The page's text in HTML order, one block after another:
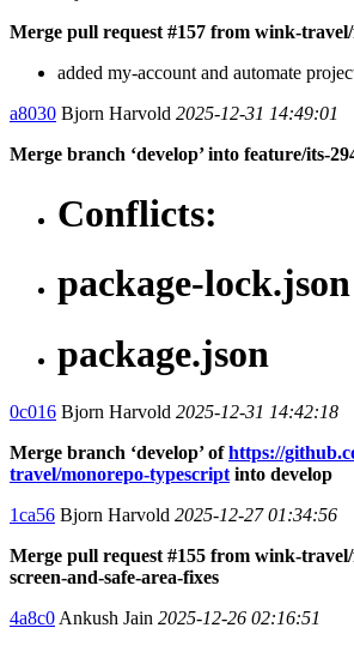
Merge pull request #157 from wink-
added my-account and automate
a8030 Bjorn Harvold 2025-12-31 14:49:01
Merge branch ‘develop’ into feature/its-
Conflicts:
package-lock.json
package.json
0c016 Bjorn Harvold 2025-12-31 14:42:18
Merge branch ‘develop’ ofhttps://
travel/monorepo-typescript into develop
1ca56 Bjorn Harvold 2025-12-27 01:34:56
Merge pull request #155 from wink-
screen-and-safe-area-fixes
4a8c0 Ankush Jain 2025-12-26 02:16:51